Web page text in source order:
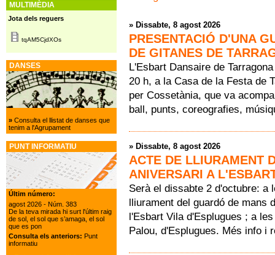
» Dissabte, 8 agost 2026
PRESENTACIÓ D'UNA
DE GITANES DE
L'Esbart Dansaire de
20 h, a la Casa de la Festa de
per Cossetània, que va
ball, punts, coreografies,
» Dissabte, 8 agost 2026
ACTE DE LLIURAMENT
ANIVERSARI A
Serà el dissabte 2 d'octubre: a
lliurament del guardó de mans
l'Esbart Vila d'Esplugues ; a
Palou, d'Esplugues. Més info i
MULTIMÈDIA
Jota dels reguers
tqAM5CjdXOs
DANSES
»Consulta el llistat de danses que
tenim a l'Agrupament
PUNT INFORMATIU
Últim número:
agost 2026 - Núm. 383
De la teva mirada hi surt l'últim raig
de sol, el sol que s’amaga, el sol
que es pon
Consulta els anteriors: Punt
informatiu